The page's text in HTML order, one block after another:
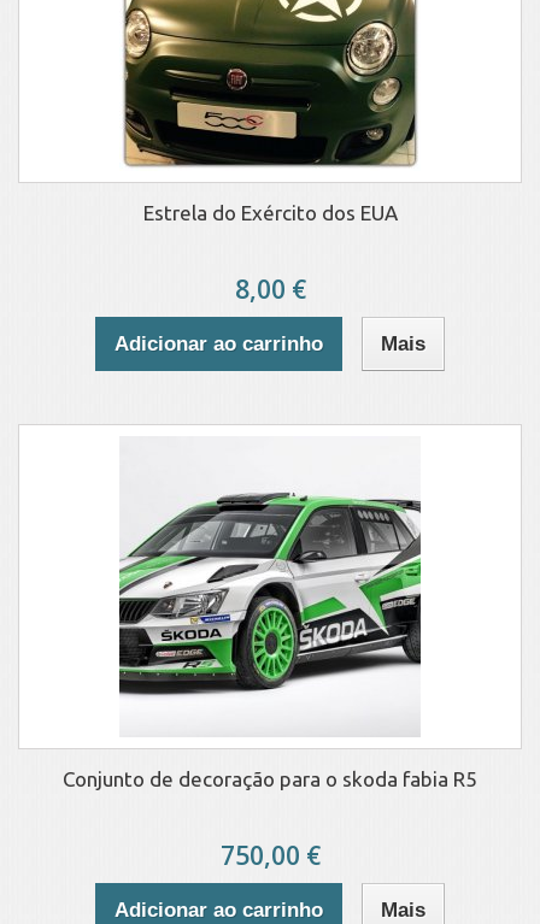
Estrela do Exército dos EUA
8,00 €
Adicionar ao carrinho Mais
Conjunto de decoração para o skoda fabia R5
750,00 €
Adicionar ao carrinho Mais